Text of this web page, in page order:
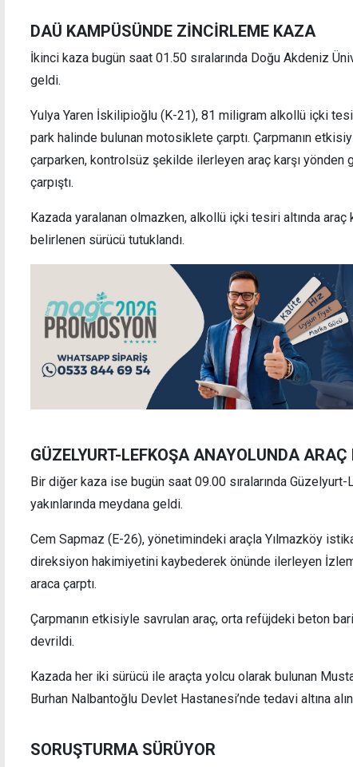
DAÜ KAMPÜSÜNDE ZİNCİRLEME KAZA
İkinci kaza bugün saat 01.50 sıralarında Doğu Akdeniz
geldi.
Yulya Yaren İskilipioğlu (K-21), 81 miligram alkollü içki
park halinde bulunan motosiklete çarptı. Çarpmanın
çarparken, kontrolsüz şekilde ilerleyen araç karşı yönden
çarpıştı.
Kazada yaralanan olmazken, alkollü içki tesiri altında
belirlenen sürücü tutuklandı.
GÜZELYURT-LEFKOŞA ANAYOLUNDA ARAÇ
Bir diğer kaza ise bugün saat 09.00 sıralarında
yakınlarında meydana geldi.
Cem Sapmaz (E-26), yönetimindeki araçla Yılmazköy
direksiyon hakimiyetini kaybederek önünde ilerleyen
araca çarptı.
Çarpmanın etkisiyle savrulan araç, orta refüjdeki beton
devrildi.
Kazada her iki sürücü ile araçta yolcu olarak bulunan
Burhan Nalbantoğlu Devlet Hastanesi’nde tedavi altına
SORUŞTURMA SÜRÜYOR
"Kavurucu sıcaklara karşı işverenlere